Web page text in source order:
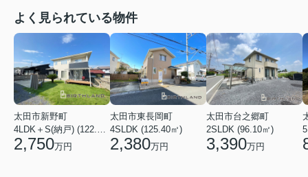
よく見られている物件
太田市新野町
4LDK＋S(納戸) (122.55㎡)
2,750万円
太田市東長岡町
4SLDK (125.40㎡)
2,380万円
太田市台之郷町
2SLDK (96.10㎡)
3,390万円